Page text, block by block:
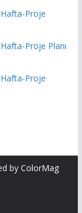
Proje
Proje Planı
Proje
by ColorMag